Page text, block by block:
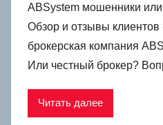
ABSystem мошенники
Обзор и отзывы
брокерская компания
Или честный брокер?
Читать далее